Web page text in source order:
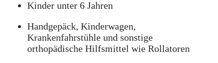
Kinder unter 6 Jahren
Handgepäck, Kinderwagen,
Krankenfahrstühle und sonstige
orthopädische Hilfsmittel wie Rollatoren